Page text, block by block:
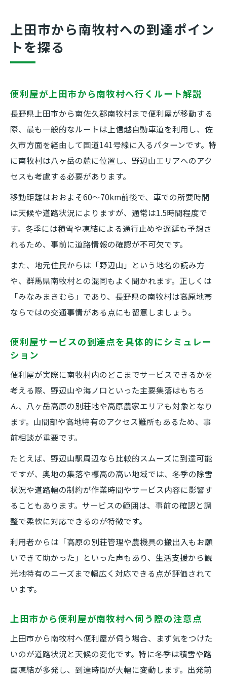
上田市から南牧村への到達ポイン
トを探る
便利屋が上田市から南牧村へ行くルート解説
長野県上田市から南佐久郡南牧村まで便利屋が移動する
際、最も一般的なルートは上信越自動車道を利用し、佐
久市方面を経由して国道141号線に入るパターンです。特
に南牧村は八ヶ岳の麓に位置し、野辺山エリアへのアク
セスも考慮する必要があります。
移動距離はおおよそ60〜70km前後で、車での所要時間
は天候や道路状況によりますが、通常は1.5時間程度で
す。冬季には積雪や凍結による通行止めや遅延も予想さ
れるため、事前に道路情報の確認が不可欠です。
また、地元住民からは「野辺山」という地名の読み方
や、群馬県南牧村との混同もよく聞かれます。正しくは
「みなみまきむら」であり、長野県の南牧村は高原地帯
ならではの交通事情がある点にも留意しましょう。
便利屋サービスの到達点を具体的にシミュレー
ション
便利屋が実際に南牧村内のどこまでサービスできるかを
考える際、野辺山や海ノ口といった主要集落はもちろ
ん、八ヶ岳高原の別荘地や高原農家エリアも対象となり
ます。山間部や高地特有のアクセス難所もあるため、事
前相談が重要です。
たとえば、野辺山駅周辺なら比較的スムーズに到達可能
ですが、奥地の集落や標高の高い地域では、冬季の除雪
状況や道路幅の制約が作業時間やサービス内容に影響す
ることもあります。サービスの範囲は、事前の確認と調
整で柔軟に対応できるのが特徴です。
利用者からは「高原の別荘管理や農機具の搬出入もお願
いできて助かった」といった声もあり、生活支援から観
光地特有のニーズまで幅広く対応できる点が評価されて
います。
上田市から便利屋が南牧村へ伺う際の注意点
上田市から南牧村へ便利屋が伺う場合、まず気をつけた
いのが道路状況と天候の変化です。特に冬季は積雪や路
面凍結が多発し、到達時間が大幅に変動します。出発前